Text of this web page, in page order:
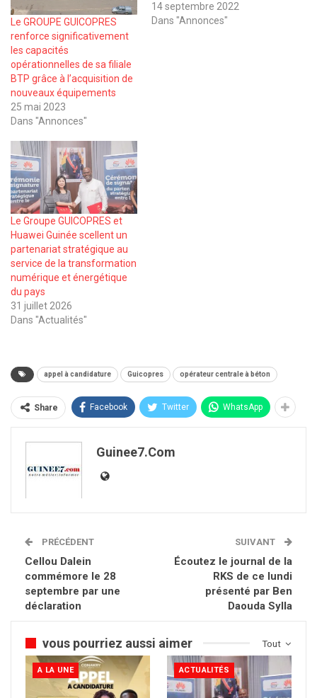
Le GROUPE GUICOPRES
renforce significativement
les capacités
opérationnelles de sa filiale
BTP grâce à l’acquisition de
nouveaux équipements
25 mai 2023
Dans "Annonces"
14 septembre 2022
Dans "Annonces"
Le Groupe GUICOPRES et
Huawei Guinée scellent un
partenariat stratégique au
service de la transformation
numérique et énergétique
du pays
31 juillet 2026
Dans "Actualités"
appel à candidature Guicopres opérateur centrale à béton
Share Facebook Twitter WhatsApp
Guinee7.com
PRÉCÉDENT
Cellou Dalein
commémore le 28
septembre par une
déclaration
SUIVANT
Écoutez le journal de la
RKS de ce lundi
présenté par Ben
Daouda Sylla
Tout
vous pourriez aussi aimer
A LA UNE ACTUALITÉS